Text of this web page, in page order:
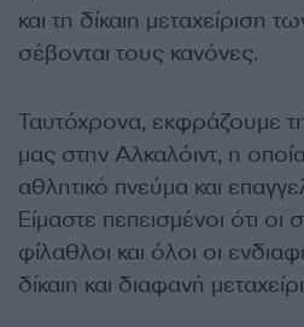
και τη δίκαιη μεταχείριση
σέβονται τους κανόνες.
Ταυτόχρονα, εκφράζουμε
μας στην Αλκαλόιντ, η
αθλητικό πνεύμα και
Είμαστε πεπεισμένοι ότι οι
φίλαθλοι και όλοι οι
δίκαιη και διαφανή